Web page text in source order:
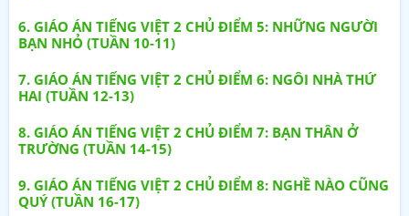
GIÁO ÁN TIẾNG VIỆT 2 CHỦ ĐIỂM 5: NHỮNG NGƯỜI
BẠN NHỎ (TUẦN 10-11)
GIÁO ÁN TIẾNG VIỆT 2 CHỦ ĐIỂM 6: NGÔI NHÀ THỨ
HAI (TUẦN 12-13)
GIÁO ÁN TIẾNG VIỆT 2 CHỦ ĐIỂM 7: BẠN THÂN Ở
TRƯỜNG (TUẦN 14-15)
GIÁO ÁN TIẾNG VIỆT 2 CHỦ ĐIỂM 8: NGHỀ NÀO CŨNG
QUÝ (TUẦN 16-17)